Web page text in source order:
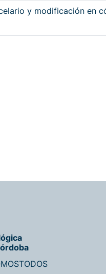
y modificación en